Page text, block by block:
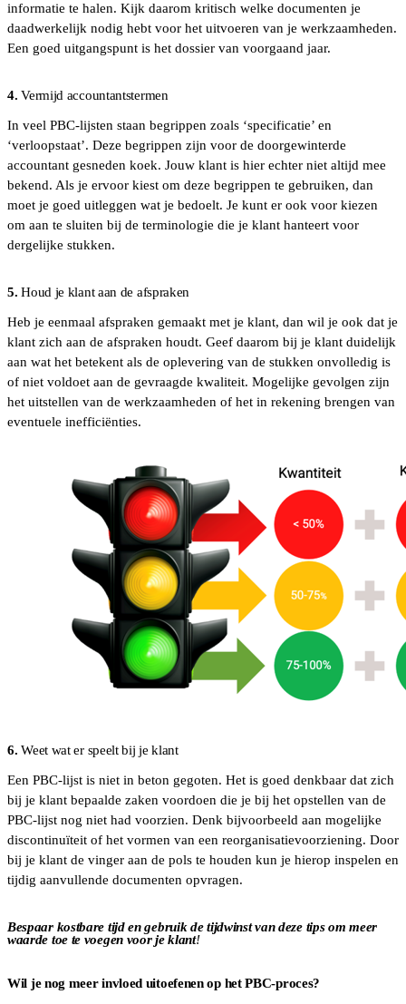
informatie te halen. Kijk daarom kritisch welke documenten je
daadwerkelijk nodig hebt voor het uitvoeren van je werkzaamheden.
Een goed uitgangspunt is het dossier van voorgaand jaar.
4.Vermijd accountantstermen
In veel PBC-lijsten staan begrippen zoals ‘specificatie’ en
‘verloopstaat’. Deze begrippen zijn voor de doorgewinterde
accountant gesneden koek. Jouw klant is hier echter niet altijd mee
bekend. Als je ervoor kiest om deze begrippen te gebruiken, dan
moet je goed uitleggen wat je bedoelt. Je kunt er ook voor kiezen
om aan te sluiten bij de terminologie die je klant hanteert voor
dergelijke stukken.
5.Houd je klant aan de afspraken
Heb je eenmaal afspraken gemaakt met je klant, dan wil je ook dat je
klant zich aan de afspraken houdt. Geef daarom bij je klant duidelijk
aan wat het betekent als de oplevering van de stukken onvolledig is
of niet voldoet aan de gevraagde kwaliteit. Mogelijke gevolgen zijn
het uitstellen van de werkzaamheden of het in rekening brengen van
eventuele inefficiënties.
6.Weet wat er speelt bij je klant
Een PBC-lijst is niet in beton gegoten. Het is goed denkbaar dat zich
bij je klant bepaalde zaken voordoen die je bij het opstellen van de
PBC-lijst nog niet had voorzien. Denk bijvoorbeeld aan mogelijke
discontinuïteit of het vormen van een reorganisatievoorziening. Door
bij je klant de vinger aan de pols te houden kun je hierop inspelen en
tijdig aanvullende documenten opvragen.
Bespaar kostbare tijd en gebruik de tijdwinst van deze tips om meer
waarde toe te voegen voor je klant!
Wil je nog meer invloed uitoefenen op het PBC-proces?